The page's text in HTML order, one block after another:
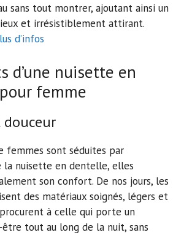
sans tout montrer, ajoutant ainsi un
et irrésistiblement attirant.
d’infos
d’une nuisette en
femme
femmes sont séduites par
la nuisette en dentelle, elles
son confort. De nos jours, les
des matériaux soignés, légers et
à celle qui porte un
tout au long de la nuit, sans